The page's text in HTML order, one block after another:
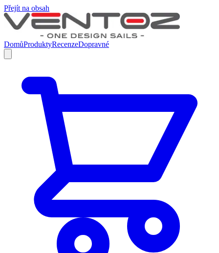
Přejít na obsah
DomůProduktyRecenzeDopravné